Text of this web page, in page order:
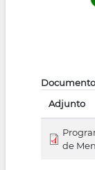
Adjunto
de